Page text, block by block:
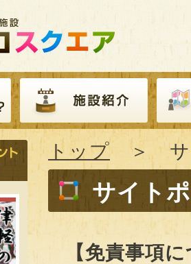
トップ＞ サ
サイト
【免責事項